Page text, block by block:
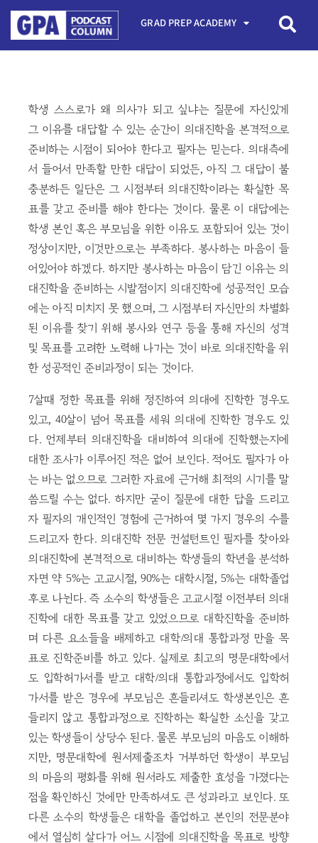
GRAD PREP ACADEMY
학생 스스로가 왜 의사가 되고 싶냐는 질문에 자신있게
그 이유를 대답할 수 있는 순간이 의대진학을 본격적으로
준비하는 시점이 되어야 한다고 필자는 믿는다. 의대측에
서 들어서 만족할 만한 대답이 되었든, 아직 그 대답이 불
충분하든 일단은 그 시점부터 의대진학이라는 확실한 목
표를 갖고 준비를 해야 한다는 것이다. 물론 이 대답에는
학생 본인 혹은 부모님을 위한 이유도 포함되어 있는 것이
정상이지만, 이것만으로는 부족하다. 봉사하는 마음이 들
어있어야 하겠다. 하지만 봉사하는 마음이 담긴 이유는 의
대진학을 준비하는 시발점이지 의대진학에 성공적인 모습
에는 아직 미치지 못 했으며, 그 시점부터 자신만의 차별화
된 이유를 찾기 위해 봉사와 연구 등을 통해 자신의 성격
및 목표를 고려한 노력해 나가는 것이 바로 의대진학을 위
한 성공적인 준비과정이 되는 것이다.
7살때 정한 목표를 위해 정진하여 의대에 진학한 경우도
있고, 40살이 넘어 목표를 세워 의대에 진학한 경우도 있
다. 언제부터 의대진학을 대비하여 의대에 진학했는지에
대한 조사가 이루어진 적은 없어 보인다. 적어도 필자가 아
는 바는 없으므로 그러한 자료에 근거해 최적의 시기를 말
씀드릴 수는 없다. 하지만 굳이 질문에 대한 답을 드리고
자 필자의 개인적인 경험에 근거하여 몇 가지 경우의 수를
드리고자 한다. 의대진학 전문 컨설턴트인 필자를 찾아와
의대진학에 본격적으로 대비하는 학생들의 학년을 분석하
자면 약 5%는 고교시절, 90%는 대학시절, 5%는 대학졸업
후로 나뉜다. 즉 소수의 학생들은 고교시절 이전부터 의대
진학에 대한 목표를 갖고 있었으므로 대학진학을 준비하
며 다른 요소들을 배제하고 대학/의대 통합과정 만을 목
표로 진학준비를 하고 있다. 실제로 최고의 명문대학에서
도 입학허가서를 받고 대학/의대 통합과정에서도 입학허
가서를 받은 경우에 부모님은 흔들리셔도 학생본인은 흔
들리지 않고 통합과정으로 진학하는 확실한 소신을 갖고
있는 학생들이 상당수 된다. 물론 부모님의 마음도 이해하
지만, 명문대학에 원서제출조차 거부하던 학생이 부모님
의 마음의 평화를 위해 원서라도 제출한 효성을 가졌다는
점을 확인하신 것에만 만족하셔도 큰 성과라고 보인다. 또
다른 소수의 학생들은 대학을 졸업하고 본인의 전문분야
에서 열심히 살다가 어느 시점에 의대진학을 목표로 방향